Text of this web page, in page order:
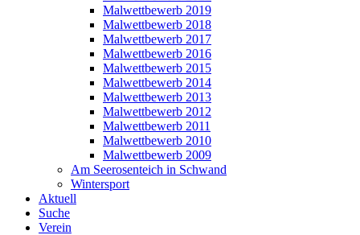
Malwettbewerb 2019
Malwettbewerb 2018
Malwettbewerb 2017
Malwettbewerb 2016
Malwettbewerb 2015
Malwettbewerb 2014
Malwettbewerb 2013
Malwettbewerb 2012
Malwettbewerb 2011
Malwettbewerb 2010
Malwettbewerb 2009
Am Seerosenteich in Schwand
Wintersport
Aktuell
Suche
Verein